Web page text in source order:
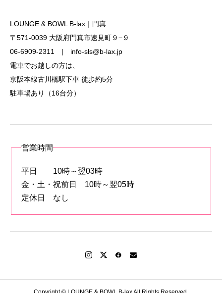
LOUNGE & BOWL B-lax｜門真
〒571-0039 大阪府門真市速見町９−９
06-6909-2311 | info-sls@b-lax.jp
電車でお越しの方は、
京阪本線古川橋駅下車 徒歩約5分
駐車場あり（16台分）
営業時間
平日 10時～翌03時
金・土・祝前日 10時～翌05時
定休日 なし